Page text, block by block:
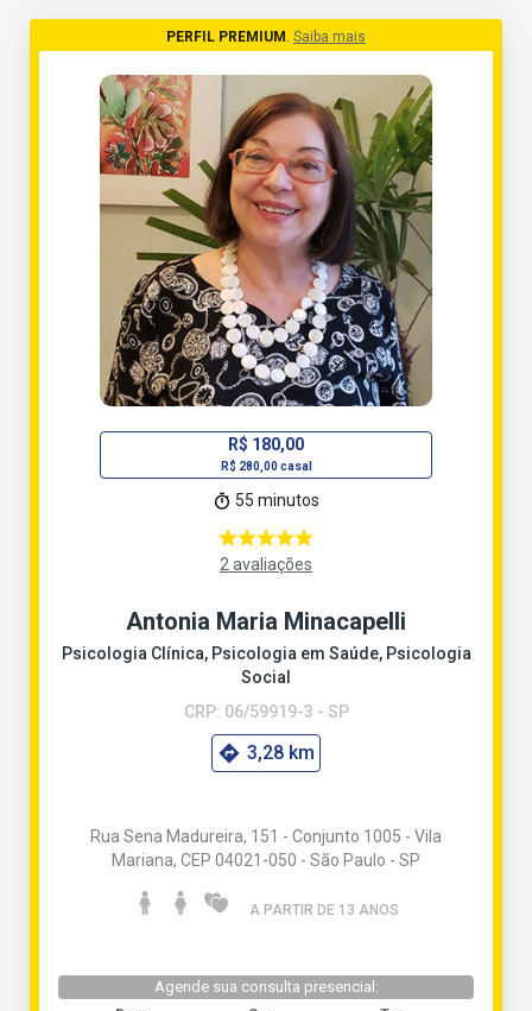
PERFIL PREMIUM Saiba mais
R$ 180,00
R$ 280,00 casal
55 minutos
2 avaliações
Antonia Maria Minacapelli
Psicologia Clínica, Psicologia em Saúde, Psicologia
Social
CRP: 06/59919-3 - SP
3,28 km
Rua Sena Madureira, 151 - Conjunto 1005 - Vila
Mariana, CEP 04021-050 - São Paulo - SP
A PARTIR DE 13 ANOS
Agende sua consulta presencial: